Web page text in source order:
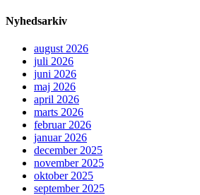
Nyhedsarkiv
august 2026
juli 2026
juni 2026
maj 2026
april 2026
marts 2026
februar 2026
januar 2026
december 2025
november 2025
oktober 2025
september 2025